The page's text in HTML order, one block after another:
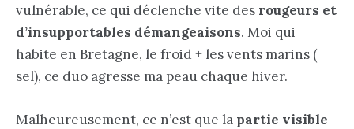
vulnérable, ce qui déclenche vite des rougeurs et
d’insupportables démangeaisons. Moi qui
habite en Bretagne, le froid + les vents marins (
sel), ce duo agresse ma peau chaque hiver.
Malheureusement, ce n’est que la partie visible